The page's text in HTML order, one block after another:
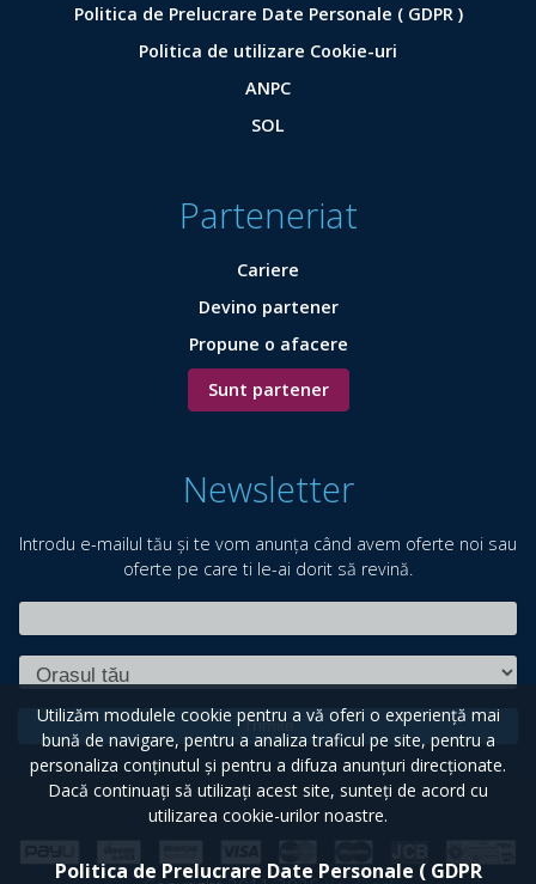
Politica de Prelucrare Date Personale ( GDPR )
Politica de utilizare Cookie-uri
ANPC
SOL
Parteneriat
Cariere
Devino partener
Propune o afacere
Sunt partener
Newsletter
Introdu e-mailul tău și te vom anunța când avem oferte noi sau
oferte pe care ti le-ai dorit să revină.
Trimite
Utilizăm modulele cookie pentru a vă oferi o experiență mai
bună de navigare, pentru a analiza traficul pe site, pentru a
personaliza conținutul și pentru a difuza anunțuri direcționate.
Dacă continuați să utilizați acest site, sunteți de acord cu
utilizarea cookie-urilor noastre.
Politica de Prelucrare Date Personale ( GDPR